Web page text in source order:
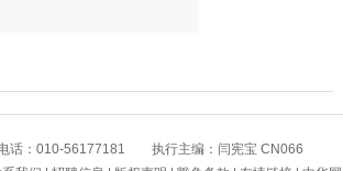
电话：010-56177181 执行主编：闫宪宝 CN066
提高警惕！绷紧暑期护娃安全这根弦
景区增设网红打卡景观 受访者感觉“不